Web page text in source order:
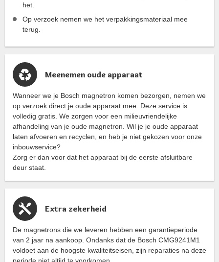
het.
Op verzoek nemen we het verpakkingsmateriaal mee
terug.
Meenemen oude apparaat
Wanneer we je Bosch magnetron komen bezorgen, nemen we
op verzoek direct je oude apparaat mee. Deze service is
volledig gratis. We zorgen voor een milieuvriendelijke
afhandeling van je oude magnetron. Wil je je oude apparaat
laten afvoeren en recyclen, en heb je niet gekozen voor onze
inbouwservice?
Zorg er dan voor dat het apparaat bij de eerste afsluitbare
deur staat.
Extra zekerheid
De magnetrons die we leveren hebben een garantieperiode
van 2 jaar na aankoop. Ondanks dat de Bosch CMG9241M1
voldoet aan de hoogste kwaliteitseisen, zijn reparaties na deze
periode niet altijd te voorkomen.